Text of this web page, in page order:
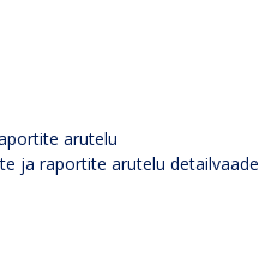
arutelu
ja raportite arutelu detailvaade